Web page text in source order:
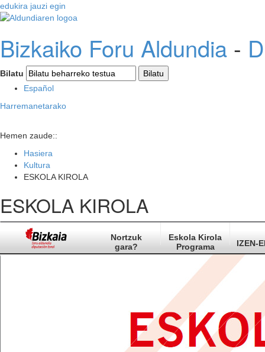
edukira jauzi egin
Bizkaiko Foru Aldundia -
Bilatu
Español
Harremanetarako
Hemen zaude::
Hasiera
Kultura
ESKOLA KIROLA
ESKOLA KIROLA
Nortzuk
gara?
Eskola Kirola
Programa
IZEN-